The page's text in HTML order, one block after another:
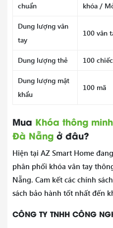
chuẩn
khóa /
Dung lượng vân
tay
100 vân
Dung lượng thẻ 100 chiếc
Dung lượng mật
khẩu
100 mã
Mua Khóa thông
Đà Nẵng ở đâu?
Hiện tại AZ Smart Home
phân phối khóa vân tay
Nẵng. Cam kết các chính
sách bảo hành tốt nhất đến
CÔNG TY TNHH CÔNG